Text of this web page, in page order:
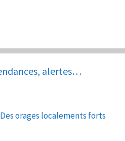
alertes…
orages localements forts